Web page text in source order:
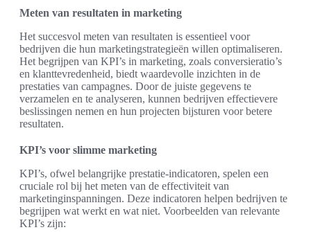
Meten van resultaten in marketing
Het succesvol meten van resultaten is essentieel voor
bedrijven die hun marketingstrategieën willen optimaliseren.
Het begrijpen van KPI’s in marketing, zoals conversieratio’s
en klanttevredenheid, biedt waardevolle inzichten in de
prestaties van campagnes. Door de juiste gegevens te
verzamelen en te analyseren, kunnen bedrijven effectievere
beslissingen nemen en hun projecten bijsturen voor betere
resultaten.
KPI’s voor slimme marketing
KPI’s, ofwel belangrijke prestatie-indicatoren, spelen een
cruciale rol bij het meten van de effectiviteit van
marketinginspanningen. Deze indicatoren helpen bedrijven te
begrijpen wat werkt en wat niet. Voorbeelden van relevante
KPI’s zijn: